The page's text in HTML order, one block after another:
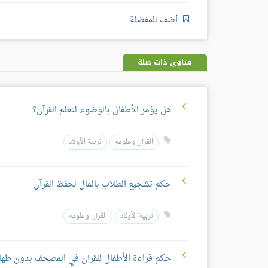
أضف للمفضلة
فتاوى ذات صلة
هل يؤمر الأطفال بالوضوء لتعلم القرآن؟
القرآن وعلومه تربية الأولاد
حكم تشجيع الطلاب بالمال لحفظ القرآن
تربية الأولاد القرآن وعلومه
حكم قراءة الأطفال للقرآن في المصحف بدون